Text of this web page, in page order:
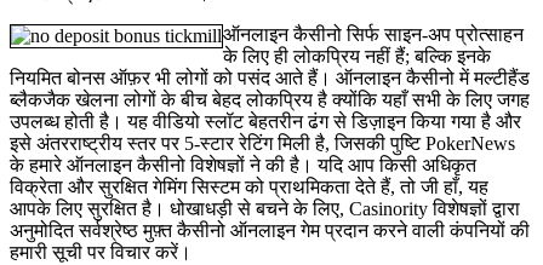
ऑनलाइन कैसीनो सिर्फ साइन-अप प्रोत्साहन
के लिए ही लोकप्रिय नहीं हैं; बल्कि इनके
नियमित बोनस ऑफ़र भी लोगों को पसंद आते हैं। ऑनलाइन कैसीनो में मल्टीहैंड
ब्लैकजैक खेलना लोगों के बीच बेहद लोकप्रिय है क्योंकि यहाँ सभी के लिए जगह
उपलब्ध होती है। यह वीडियो स्लॉट बेहतरीन ढंग से डिज़ाइन किया गया है और
इसे अंतरराष्ट्रीय स्तर पर 5-स्टार रेटिंग मिली है, जिसकी पुष्टि PokerNews
के हमारे ऑनलाइन कैसीनो विशेषज्ञों ने की है। यदि आप किसी अधिकृत
विक्रेता और सुरक्षित गेमिंग सिस्टम को प्राथमिकता देते हैं, तो जी हाँ, यह
आपके लिए सुरक्षित है। धोखाधड़ी से बचने के लिए, Casinority विशेषज्ञों द्वारा
अनुमोदित सर्वश्रेष्ठ मुफ़्त कैसीनो ऑनलाइन गेम प्रदान करने वाली कंपनियों की
हमारी सूची पर विचार करें।